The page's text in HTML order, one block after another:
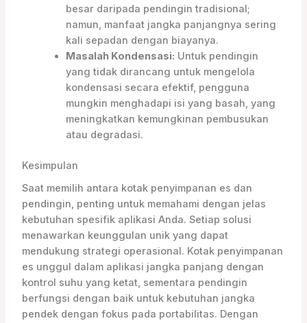
besar daripada pendingin tradisional;
namun, manfaat jangka panjangnya sering
kali sepadan dengan biayanya.
Masalah Kondensasi: Untuk pendingin
yang tidak dirancang untuk mengelola
kondensasi secara efektif, pengguna
mungkin menghadapi isi yang basah, yang
meningkatkan kemungkinan pembusukan
atau degradasi.
Kesimpulan
Saat memilih antara kotak penyimpanan es dan
pendingin, penting untuk memahami dengan jelas
kebutuhan spesifik aplikasi Anda. Setiap solusi
menawarkan keunggulan unik yang dapat
mendukung strategi operasional. Kotak penyimpanan
es unggul dalam aplikasi jangka panjang dengan
kontrol suhu yang ketat, sementara pendingin
berfungsi dengan baik untuk kebutuhan jangka
pendek dengan fokus pada portabilitas. Dengan